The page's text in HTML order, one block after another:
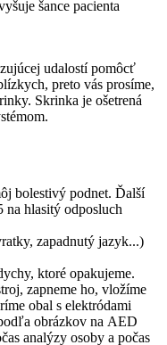
šance pacienta
udalostí pomôcť
preto vás prosíme,
Skrinka je ošetrená
bolestivý podnet. Ďalší
na hlasitý odposluch
zapadnutý jazyk...)
ktoré opakujeme.
zapneme ho, vložíme
obal s elektródami
obrázkov na AED
analýzy osoby a počas